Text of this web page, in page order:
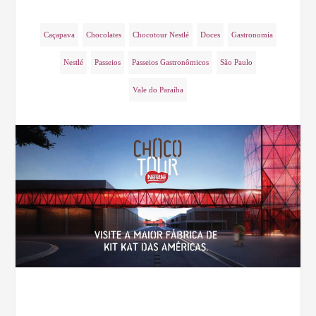
Caçapava Chocolates Chocotour Nestlé Doces Gastronomia
Nestlé Passeios Passeios Gastronômicos São Paulo
Vale do Paraíba